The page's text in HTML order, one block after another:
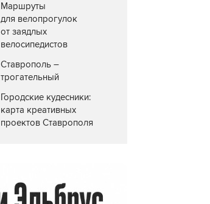
Маршруты
для велопрогулок
от заядлых
велосипедистов
Ставрополь –
трогательный
Городские кудесники:
карта креативных
проектов Ставрополя